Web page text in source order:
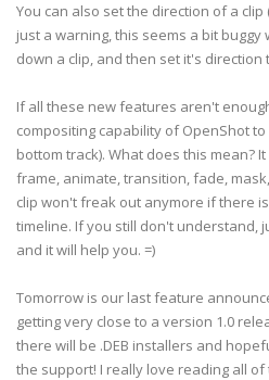
You can also set the direction of a
just a warning, this seems a bit buggy
down a clip, and then set it's direction
If all these new features aren't
compositing capability of OpenShot
bottom track). What does this mean?
frame, animate, transition, fade,
clip won't freak out anymore if there
timeline. If you still don't understand,
and it will help you. =)
Tomorrow is our last feature
getting very close to a version 1.0
there will be .DEB installers and
the support! I really love reading all